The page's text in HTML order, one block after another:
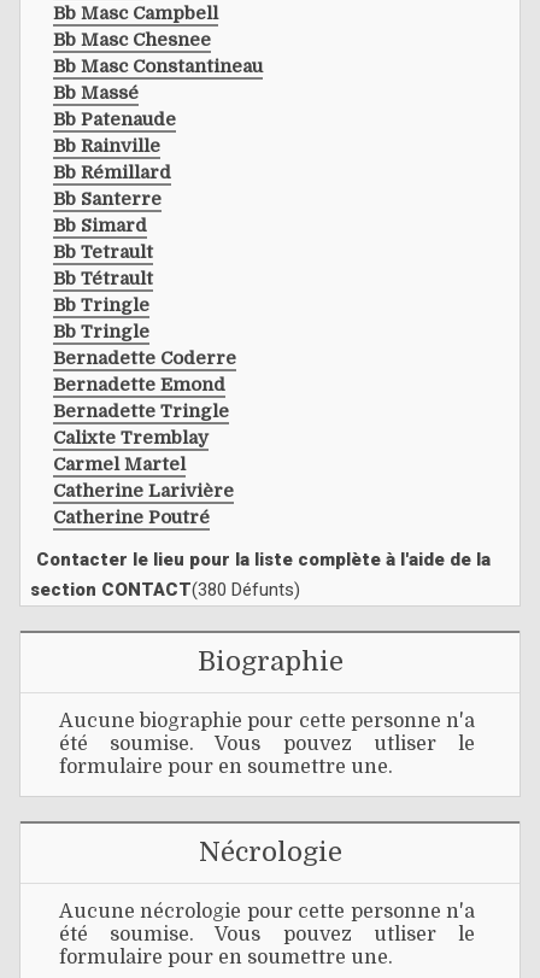
Bb Masc Campbell
Bb Masc Chesnee
Bb Masc Constantineau
Bb Massé
Bb Patenaude
Bb Rainville
Bb Rémillard
Bb Santerre
Bb Simard
Bb Tetrault
Bb Tétrault
Bb Tringle
Bb Tringle
Bernadette Coderre
Bernadette Emond
Bernadette Tringle
Calixte Tremblay
Carmel Martel
Catherine Larivière
Catherine Poutré
Contacter le lieu pour la liste complète à l'aide de la
section CONTACT(380 Défunts)
Biographie
Aucune biographie pour cette personne n'a
été soumise. Vous pouvez utliser le
formulaire pour en soumettre une.
Nécrologie
Aucune nécrologie pour cette personne n'a
été soumise. Vous pouvez utliser le
formulaire pour en soumettre une.